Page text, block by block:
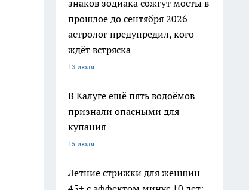
знаков зодиака сожгут мосты в
прошлое до сентября 2026 —
астролог предупредил, кого
ждёт встряска
13 июля
В Калуге ещё пять водоёмов
признали опасными для
купания
15 июля
Летние стрижки для женщин